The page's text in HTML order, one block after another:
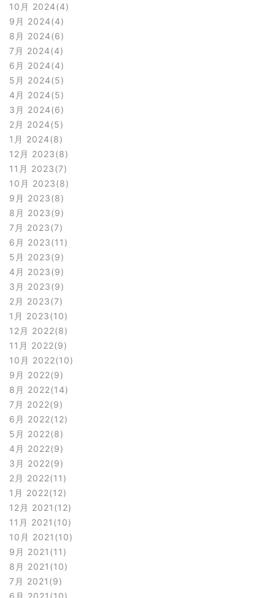
10月 2024 4
9月 2024 4
8月 2024 6
7月 2024 4
6月 2024 4
5月 2024 5
4月 2024 5
3月 2024 6
2月 2024 5
1月 2024 8
12月 2023 8
11月 2023 7
10月 2023 8
9月 2023 8
8月 2023 9
7月 2023 7
6月 2023 11
5月 2023 9
4月 2023 9
3月 2023 9
2月 2023 7
1月 2023 10
12月 2022 8
11月 2022 9
10月 2022 10
9月 2022 9
8月 2022 14
7月 2022 9
6月 2022 12
5月 2022 8
4月 2022 9
3月 2022 9
2月 2022 11
1月 2022 12
12月 2021 12
11月 2021 10
10月 2021 10
9月 2021 11
8月 2021 10
7月 2021 9